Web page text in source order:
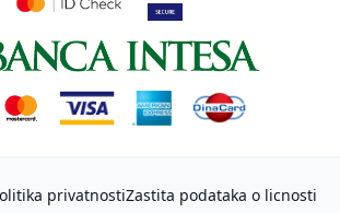
privatnostiZastita podataka o licnosti